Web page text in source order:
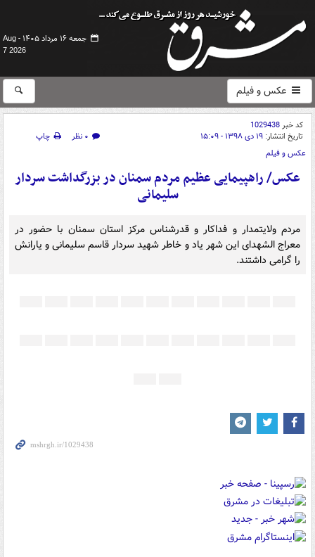
جمعه ۱۶ مرداد ۱۴۰۵ -
Aug
7 2026
عکس و فیلم
کد خبر1029438
تاریخ انتشار: ۱۹ دی ۱۳۹۸ - ۱۵:۰۹ ۰ نظر
چاپ
عکس و فیلم
عکس/ راهپیمایی عظیم مردم سمنان در بزرگداشت سردار
سلیمانی
مردم ولایتمدار و فداکار و قدرشناس مرکز استان سمنان با حضور در
معراج الشهدای این شهر یاد و خاطر شهید سردار قاسم سلیمانی و یارانش
را گرامی داشتند.